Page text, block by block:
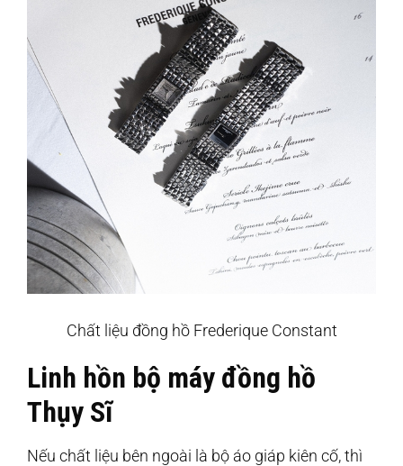
Chất liệu đồng hồ Frederique Constant
Linh hồn bộ máy đồng hồ
Thụy Sĩ
Nếu chất liệu bên ngoài là bộ áo giáp kiên cố, thì